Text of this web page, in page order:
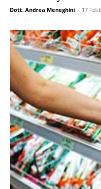
Dott. Andrea Meneghini - 17